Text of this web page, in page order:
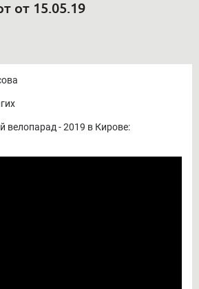
от 15.05.19
велопарад - 2019 в Кирове: